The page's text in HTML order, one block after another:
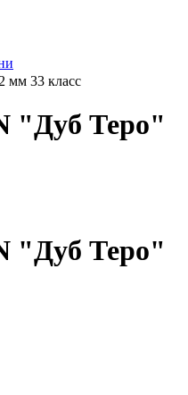
мм 33 класс
"Дуб Теро"
"Дуб Теро"